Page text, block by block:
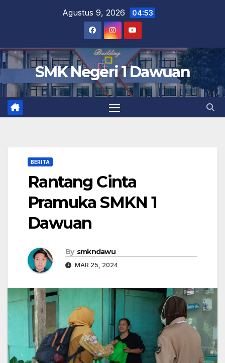
Agustus 9, 2026 04:53
SMK Negeri 1 Dawuan
BERITA
Rantang Cinta
Pramuka SMKN 1
Dawuan
By smkndawu
MAR 25, 2024